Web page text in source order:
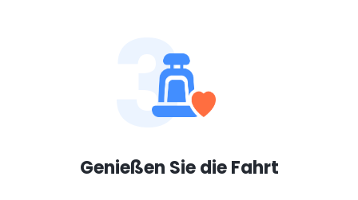
3
Genießen Sie die Fahrt